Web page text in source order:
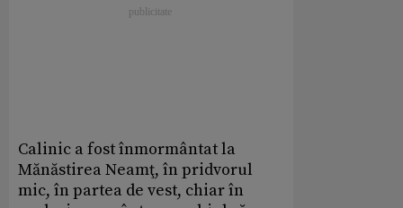
Calinic a fost înmormântat la
Mănăstirea Neamţ, în pridvorul
mic, în partea de vest, chiar în